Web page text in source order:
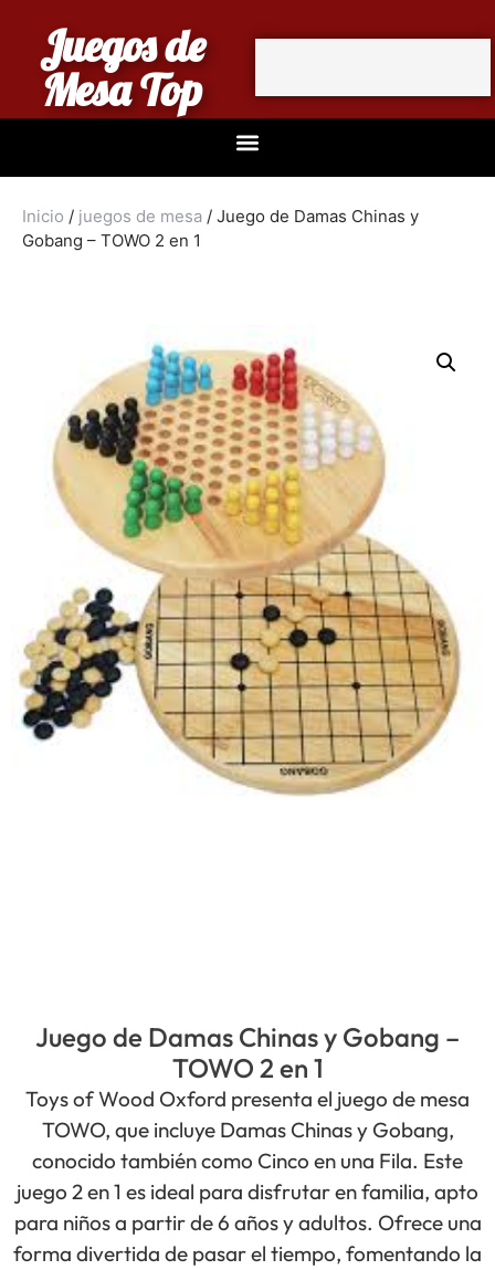
Juegos de
Mesa Top
Inicio / juegos de mesa / Juego de Damas Chinas y
Gobang – TOWO 2 en 1
Juego de Damas Chinas y Gobang –
TOWO 2 en 1
Toys of Wood Oxford presenta el juego de mesa
TOWO, que incluye Damas Chinas y Gobang,
conocido también como Cinco en una Fila. Este
juego 2 en 1 es ideal para disfrutar en familia, apto
para niños a partir de 6 años y adultos. Ofrece una
forma divertida de pasar el tiempo, fomentando la